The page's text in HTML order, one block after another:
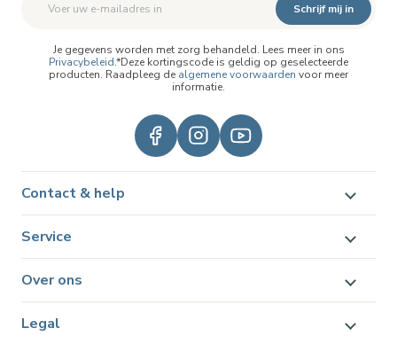
Schrijf mij in
Je gegevens worden met zorg behandeld. Lees meer in ons
Privacybeleid.*Deze kortingscode is geldig op geselecteerde
producten. Raadpleeg de algemene voorwaarden voor meer
informatie.
Contact & help
Service
Over ons
Legal